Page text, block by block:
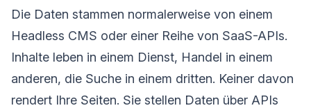
Die Daten stammen normalerweise von einem
Headless CMS oder einer Reihe von SaaS-APIs.
Inhalte leben in einem Dienst, Handel in einem
anderen, die Suche in einem dritten. Keiner davon
rendert Ihre Seiten. Sie stellen Daten über APIs